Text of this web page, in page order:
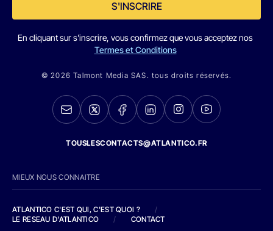
S'INSCRIRE
En cliquant sur s'inscrire, vous confirmez que vous acceptez nos
Termes et Conditions
© 2026 Talmont Media SAS. tous droits réservés.
TOUSLESCONTACTS@ATLANTICO.FR
MIEUX NOUS CONNAITRE
ATLANTICO C'EST QUI, C'EST QUOI ?
/
LE RESEAU D'ATLANTICO
/ CONTACT